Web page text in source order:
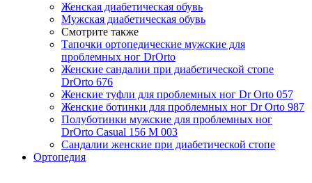
Женская диабетическая обувь
Мужская диабетическая обувь
Смотрите также
Тапочки ортопедические мужские для
проблемных ног DrOrtо
Женские cандалии при диабетической стопе
DrOrto 676
Женские туфли для проблемных ног Dr Orto 057
Женские ботинки для проблемных ног Dr Orto 987
Полуботинки мужские для проблемных ног
DrOrto Casual 156 M 003
Сандалии женские при диабетической стопе
Ортопедия